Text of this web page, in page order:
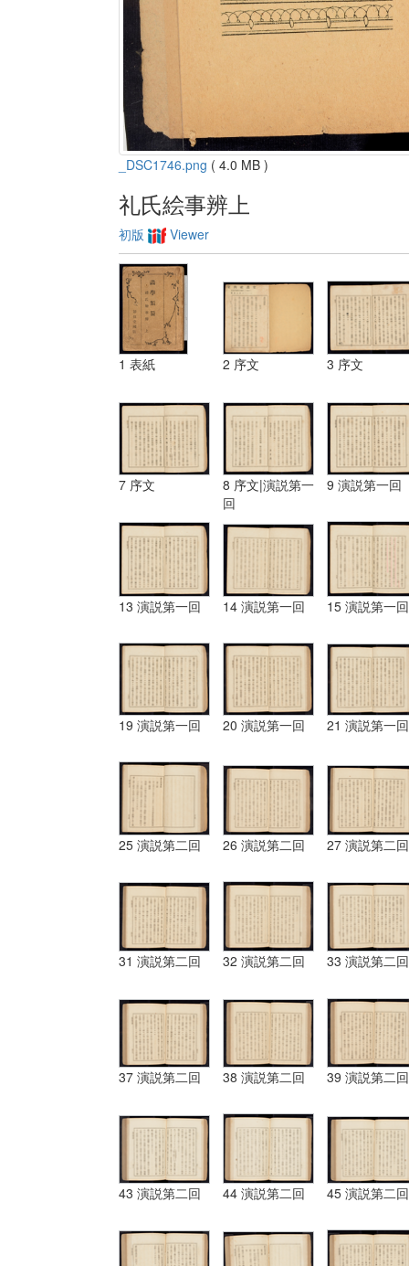
_DSC1746.png ( 4.0 MB )
礼氏絵事辨上
初版 Viewer
1 表紙 2 序文 3 序文
7 序文
8 序文|演説第一
回
9 演説第一回
13 演説第一回 14 演説第一回 15 演説第一回
19 演説第一回 20 演説第一回 21 演説第一回
25 演説第二回 26 演説第二回 27 演説第二回
31 演説第二回 32 演説第二回 33 演説第二回
37 演説第二回 38 演説第二回 39 演説第二回
43 演説第二回 44 演説第二回 45 演説第二回